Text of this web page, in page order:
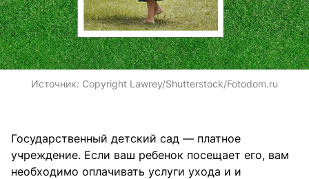
Источник: Copyright Lawrey/Shutterstock/Fotodom.ru
Государственный детский сад — платное
учреждение. Если ваш ребенок посещает его, вам
необходимо оплачивать услуги ухода и и